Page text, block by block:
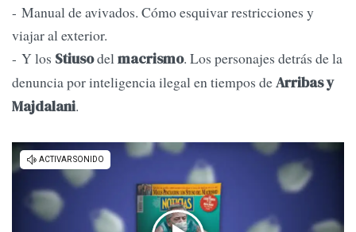
- Manual de avivados. Cómo esquivar restricciones y
viajar al exterior.
- Y los Stiusodelmacrismo. Los personajes detrás de la
denuncia por inteligencia ilegal en tiempos deArribas y
Majdalani.